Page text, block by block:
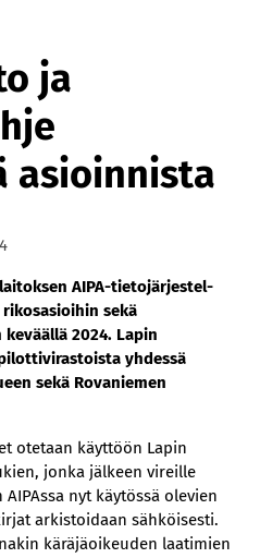
ja
asioinnista
AIPA-tie­to­jär­jes­tel­
sekä
2024. Lapin
yhdessä
sekä Rovaniemen
otetaan käyttöön Lapin
jonka jälkeen vireille
nyt käytössä olevien
arkistoidaan sähköisesti.
käräjäoikeuden laatimien